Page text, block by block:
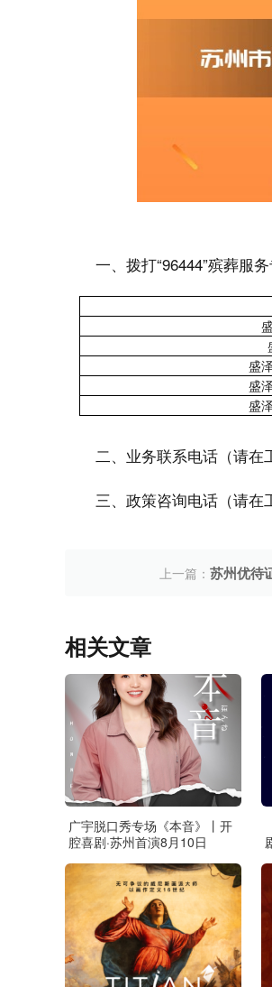
一、拨打“96444”殡葬服
盛
盛
盛
二、业务联系电话（请在
三、政策咨询电话（请在
上一篇：苏州优待
相关文章
广宇脱口秀专场《本音》丨开
腔喜剧·苏州首演8月10日